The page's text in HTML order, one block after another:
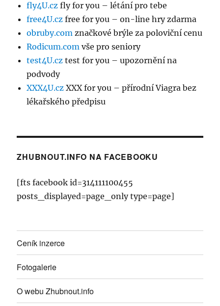
fly4U.cz fly for you – létání pro tebe
free4U.cz free for you – on-line hry zdarma
obruby.com značkové brýle za poloviční cenu
Rodicum.com vše pro seniory
test4U.cz test for you – upozornění na
podvody
XXX4U.cz XXX for you – přírodní Viagra bez
lékařského předpisu
ZHUBNOUT.INFO NA FACEBOOKU
[fts facebook id=314111100455
posts_displayed=page_only type=page]
Ceník inzerce
Fotogalerie
O webu Zhubnout.info